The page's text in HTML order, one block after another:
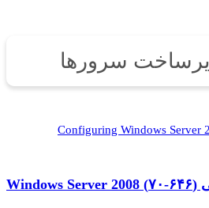
سرورها
معرفی آزمون بین المللی (۶۴۶-۷۰) Windows Server 2008